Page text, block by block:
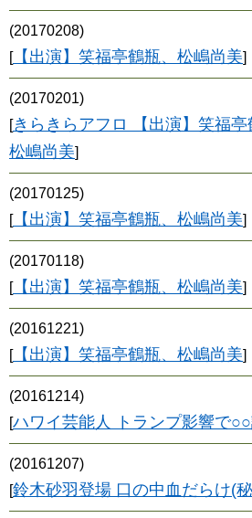
(20170208)
[【出演】笑福亭鶴瓶、松嶋尚美]
(20170201)
[きらきらアフロ 【出演】笑福亭
松嶋尚美]
(20170125)
[【出演】笑福亭鶴瓶、松嶋尚美]
(20170118)
[【出演】笑福亭鶴瓶、松嶋尚美]
(20161221)
[【出演】笑福亭鶴瓶、松嶋尚美]
(20161214)
[ハワイ芸能人 トランプ影響で
(20161207)
[鈴木砂羽登場 口の中血だらけ(